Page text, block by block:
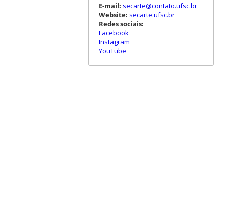
E-mail: secarte@contato.ufsc.br
Website: secarte.ufsc.br
Redes sociais:
Facebook
Instagram
YouTube